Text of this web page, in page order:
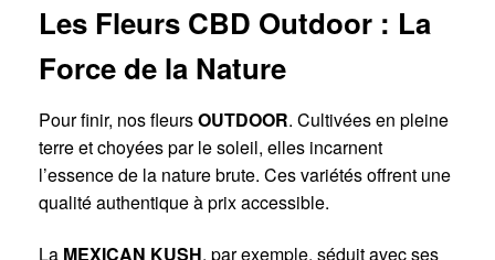
Les Fleurs CBD Outdoor : La
Force de la Nature
Pour finir, nos fleursOUTDOOR. Cultivées en pleine
terre et choyées par le soleil, elles incarnent
l’essence de la nature brute. Ces variétés offrent une
qualité authentique à prix accessible.
La MEXICAN KUSH, par exemple, séduit avec ses